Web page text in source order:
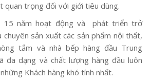
quan trọng đối với giới tiêu dùng.
15 năm hoạt động và phát triển trở
sản xuất các sản phẩm nội thất,
tắm và nhà bếp hàng đầu Trung
đa dạng và chất lượng hàng đầu luôn
Khách hàng khó tính nhất.